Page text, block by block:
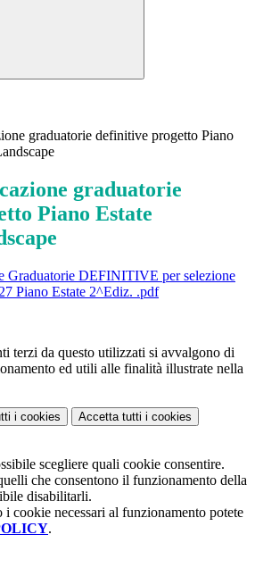
graduatorie definitive progetto Piano
graduatorie
Piano Estate
Graduatorie DEFINITIVE per selezione
Piano Estate 2^Ediz. .pdf
terzi da questo utilizzati si avvalgono di
ed utili alle finalità illustrate nella
i cookies Accetta tutti i cookies
scegliere quali cookie consentire.
che consentono il funzionamento della
disabilitarli.
i cookie necessari al funzionamento potete
.